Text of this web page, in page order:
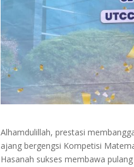
Alhamdulillah, prestasi
ajang bergengsi Kompetisi
Hasanah sukses membawa